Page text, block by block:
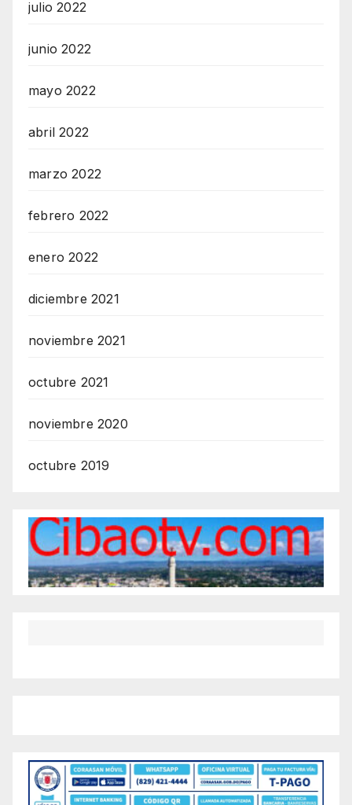
julio 2022
junio 2022
mayo 2022
abril 2022
marzo 2022
febrero 2022
enero 2022
diciembre 2021
noviembre 2021
octubre 2021
noviembre 2020
octubre 2019